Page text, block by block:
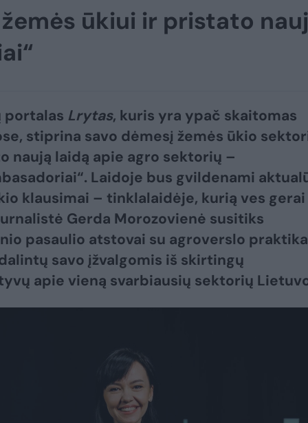
ūkiui ir pristato
portalas Lrytas, kuris yra ypač skaitomas
stiprina savo dėmesį žemės ūkio
naują laidą apie agro sektorių –
Laidoje bus gvildenami
klausimai – tinklalaidėje, kurią ves gerai
Gerda Morozovienė susitiks
pasaulio atstovai su agroverslo
savo įžvalgomis iš skirtingų
apie vieną svarbiausių sektorių